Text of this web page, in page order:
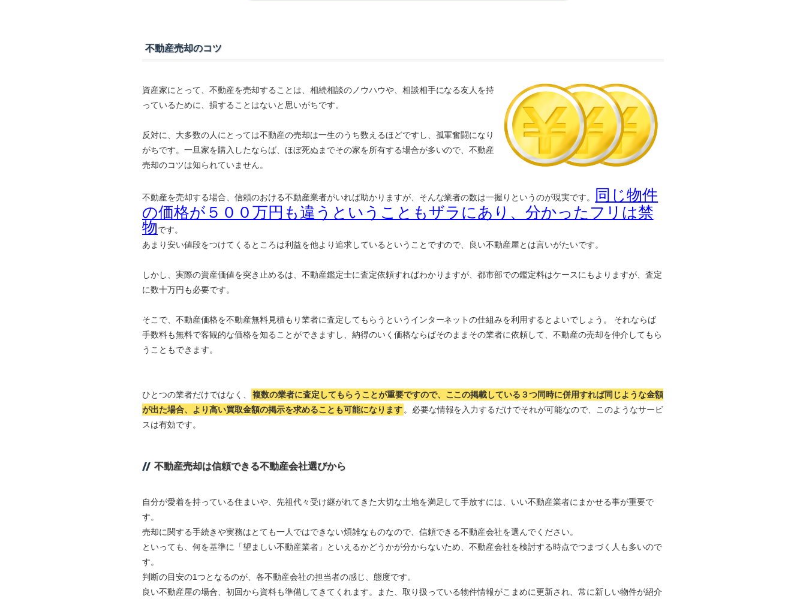
不動産売却のコツ
資産家にとって、不動産を売却することは、相続相談のノウハウや、相談相手になる友人を持
っているために、損することはないと思いがちです。
反対に、大多数の人にとっては不動産の売却は一生のうち数えるほどですし、孤軍奮闘になり
がちです。一旦家を購入したならば、ほぼ死ぬまでその家を所有する場合が多いので、不動産
売却のコツは知られていません。
不動産を売却する場合、信頼のおける不動産業者がいれば助かりますが、そんな業者の数は一握りというのが現実です。
同じ物件
の価格が５００万円も違うということもザラにあり、分かったフリは禁
物です。
あまり安い値段をつけてくるところは利益を他より追求しているということですので、良い不動産屋とは言いがたいです。
しかし、実際の資産価値を突き止めるは、不動産鑑定士に査定依頼すればわかりますが、都市部での鑑定料はケースにもよりますが、査定
に数十万円も必要です。
そこで、不動産価格を不動産無料見積もり業者に査定してもらうというインターネットの仕組みを利用するとよいでしょう。 それならば
手数料も無料で客観的な価格を知ることができますし、納得のいく価格ならばそのままその業者に依頼して、不動産の売却を仲介してもら
うこともできます。
ひとつの業者だけではなく、
複数の業者に査定してもらうことが重要ですので、ここの掲載している３つ同時に併用すれば同じような金額
が出た場合、より高い買取金額の掲示を求めることも可能になります 。必要な情報を入力するだけでそれが可能なので、このようなサービ
スは有効です。
不動産売却は信頼できる不動産会社選びから
自分が愛着を持っている住まいや、先祖代々受け継がれてきた大切な土地を満足して手放すには、いい不動産業者にまかせる事が重要で
す。
売却に関する手続きや実務はとても一人ではできない煩雑なものなので、信頼できる不動産会社を選んでください。
といっても、何を基準に「望ましい不動産業者」といえるかどうかが分からないため、不動産会社を検討する時点でつまづく人も多いので
す。
判断の目安の1つとなるのが、各不動産会社の担当者の感じ、態度です。
良い不動産屋の場合、初回から資料も準備してきてくれます。また、取り扱っている物件情報がこまめに更新され、常に新しい物件が紹介